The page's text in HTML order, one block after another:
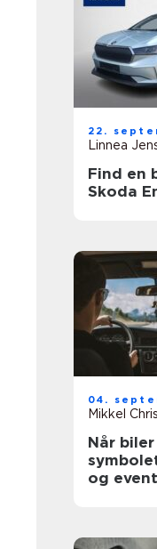
22.
Linnea
Find en
Skoda
04.
Mikkel
Når
og